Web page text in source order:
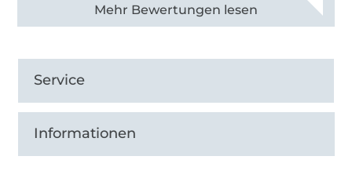
Alle 82990 Bewertungen ansehen
Service
Informationen